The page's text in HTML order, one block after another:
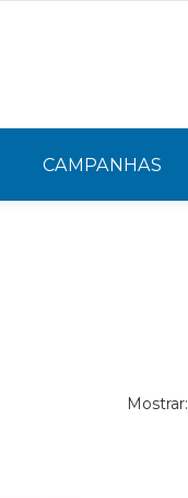
CAMPANHAS
Mostrar: